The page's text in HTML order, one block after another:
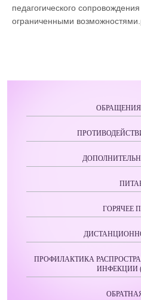
педагогического
ограниченными
ГОРЯЧЕЕ
ПРОФИЛАКТИКА
ИНФЕКЦИИ